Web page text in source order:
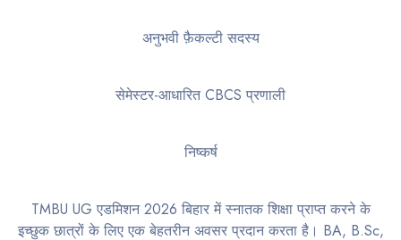
अनुभवी फ़ैकल्टी सदस्य
सेमेस्टर-आधारित CBCS प्रणाली
निष्कर्ष
TMBU UG एडमिशन 2026 बिहार में स्नातक शिक्षा प्राप्त करने के
इच्छुक छात्रों के लिए एक बेहतरीन अवसर प्रदान करता है। BA, B.Sc,